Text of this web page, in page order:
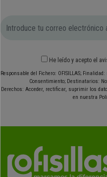
He leído y acepto el
Responsable del Fichero: OFISILLAS;
Consentimiento; Destinatarios:
Derechos: Acceder, rectificar, suprimir los
en nuestra